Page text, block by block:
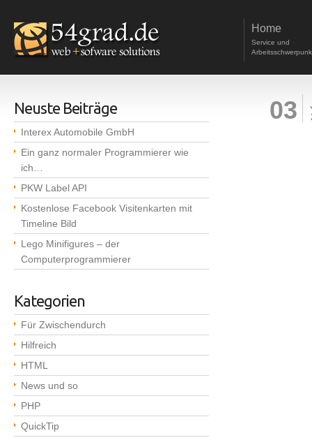
Home
Service und
03
Neuste Beiträge
Interex Automobile GmbH
Ein ganz normaler Programmierer wie
ich…
PKW Label API
Kostenlose Facebook Visitenkarten mit
Timeline Bild
Lego Minifigures – der
Computerprogrammierer
Kategorien
Für Zwischendurch
Hilfreich
HTML
News und so
PHP
QuickTip